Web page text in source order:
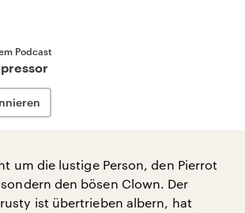
Podcast
um die lustige Person, den Pierrot
den bösen Clown. Der
ist übertrieben albern, hat